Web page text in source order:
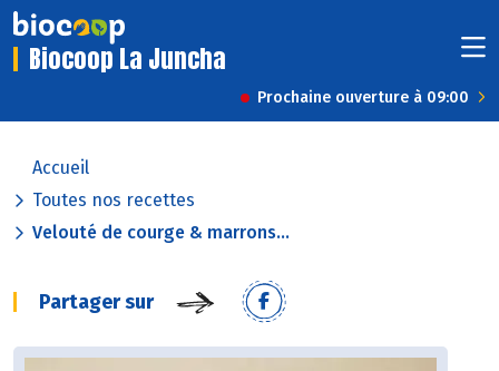
Biocoop La Juncha
Prochaine ouverture à 09:00
Accueil
Toutes nos recettes
Velouté de courge & marrons...
Partager sur